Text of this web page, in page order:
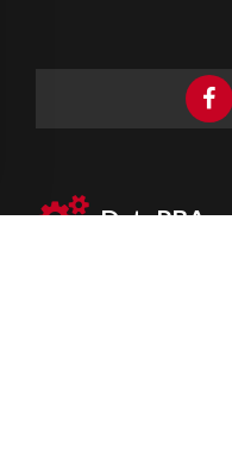
DataPBA